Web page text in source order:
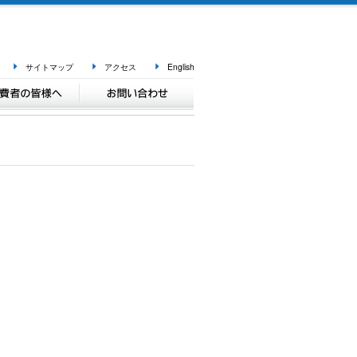
サイトマップ アクセス English